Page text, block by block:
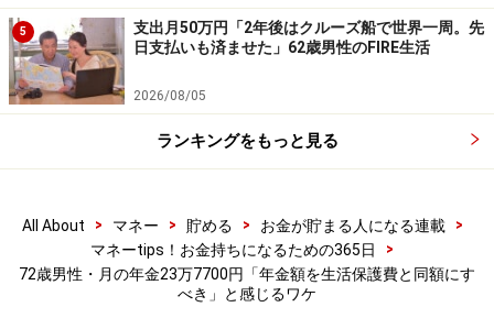
「私の住む田舎は田園地帯で農業従事者の多い所です。
そうした（老齢厚生年金のない）方々は基礎年金の6万
5000円前後で生活していることになります。田舎の異常
な静けさはそういう生活故ではないかと思います。（基
礎部分の）年金額は少なくとも生活保護費と同様の金額
にする必要があるでしょう」
※皆さんの年金エピソードを募集中です。エピソードの
採用で3000円分のAmazonギフト券をもれなくプレゼン
から
5
支出月50万円「2年後はクルーズ船で世界一周。先
日支払いも済ませた」62歳男性のFIRE生活
2026/08/05
ランキングをもっと見る
All About > マネー > 貯める > お金が貯まる人になる連載
>
マネーtips！お金持ちになるための365日
>
72歳男性・月の年金23万7700円「年金額を生活保護費と同額にす
べき」と感じるワケ